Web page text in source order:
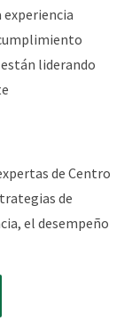
liderando
de Centro
de
el desempeño